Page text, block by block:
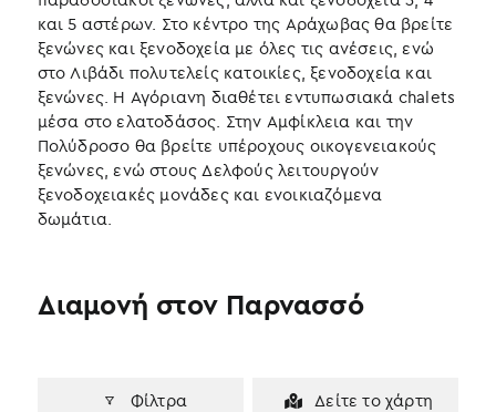
k
n
και 5 αστέρων. Στο κέντρο της Αράχωβας θα βρείτε
ξενώνες και ξενοδοχεία με όλες τις ανέσεις, ενώ
στο Λιβάδι πολυτελείς κατοικίες, ξενοδοχεία και
ξενώνες. Η Αγόριανη διαθέτει εντυπωσιακά chalets
μέσα στο ελατοδάσος. Στην Αμφίκλεια και την
Πολύδροσο θα βρείτε υπέροχους οικογενειακούς
ξενώνες, ενώ στους Δελφούς λειτουργούν
ξενοδοχειακές μονάδες και ενοικιαζόμενα
δωμάτια.
Φίλτρα Δείτε το χάρτη
Διαμονή στον Παρνασσό